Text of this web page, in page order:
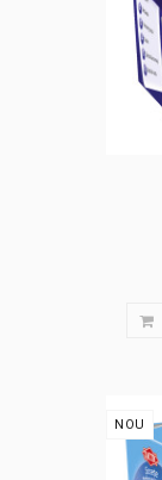
NOU